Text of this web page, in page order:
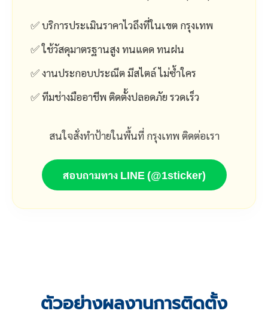
✅ บริการประเมินราคาไวถึงที่ในเขต กรุงเทพ
✅ ใช้วัสดุมาตรฐานสูง ทนแดด ทนฝน
✅ งานประกอบประณีต มีสไตล์ ไม่ซ้ำใคร
✅ ทีมช่างมืออาชีพ ติดตั้งปลอดภัย รวดเร็ว
สนใจสั่งทำป้ายในพื้นที่ กรุงเทพ ติดต่อเรา
สอบถามทาง LINE (@1sticker)
ตัวอย่างผลงานการติดตั้ง